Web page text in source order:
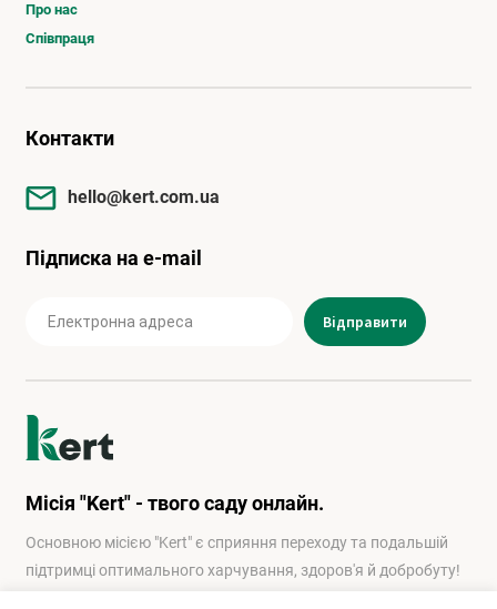
Про нас
Співпраця
Контакти
hello@kert.com.ua
Підписка на e-mail
Місія "Kert" - твого саду онлайн.
Основною місією "Kert" є сприяння переходу та подальшій
підтримці оптимального харчування, здоров'я й добробуту!